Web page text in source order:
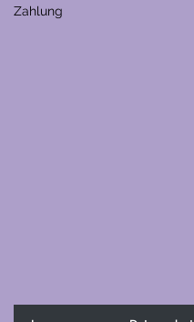
Zahlung